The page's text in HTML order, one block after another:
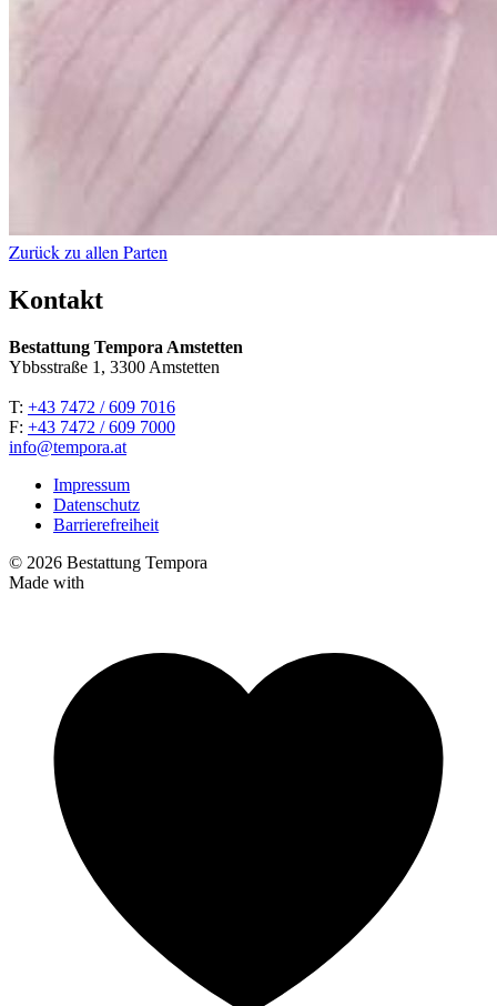
Zurück zu allen Parten
Kontakt
Bestattung Tempora Amstetten
Ybbsstraße 1, 3300 Amstetten
T: +43 7472 / 609 7016
F: +43 7472 / 609 7000
info@tempora.at
Impressum
Datenschutz
Barrierefreiheit
© 2026 Bestattung Tempora
Made with